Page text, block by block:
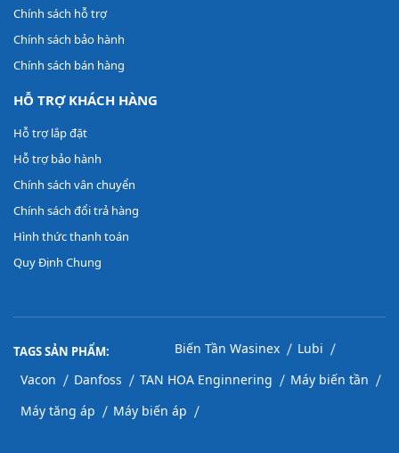
Chính sách hỗ trợ
Chính sách bảo hành
Chính sách bán hàng
HỖ TRỢ KHÁCH HÀNG
Hỗ trợ lắp đặt
Hỗ trợ bảo hành
Chính sách vân chuyển
Chính sách đổi trả hàng
Hình thức thanh toán
Quy Định Chung
TAGS SẢN PHẨM: Biến Tần Wasinex | Lubi |
Vacon | Danfoss | TAN HOA Enginnering | Máy biến tần |
Máy tăng áp | Máy biến áp |